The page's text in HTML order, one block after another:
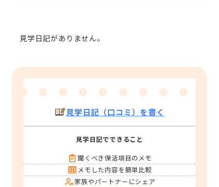
見学日記がありません。
見学日記（口コミ）を書く
見学日記でできること
聞くべき保活項目のメモ
メモした内容を簡単比較
家族やパートナーにシェア